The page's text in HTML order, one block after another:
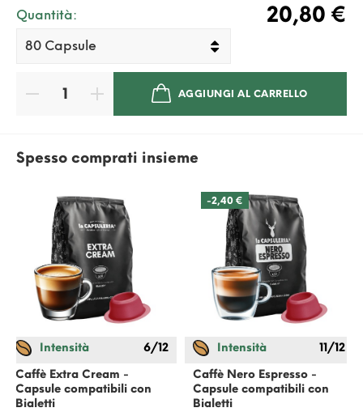
20,80 €
Quantità:
AGGIUNGI AL CARRELLO
Spesso comprati insieme
Intensità
6/12
Caffè Extra Cream -
Capsule compatibili con
Bialetti
-2,40 €
Intensità
11/12
Caffè Nero Espresso -
Capsule compatibili con
Bialetti